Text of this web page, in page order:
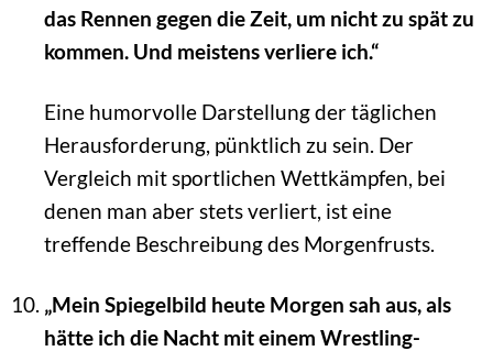
das Rennen gegen die Zeit, um nicht zu spät zu
kommen. Und meistens verliere ich.“
Eine humorvolle Darstellung der täglichen
Herausforderung, pünktlich zu sein. Der
Vergleich mit sportlichen Wettkämpfen, bei
denen man aber stets verliert, ist eine
treffende Beschreibung des Morgenfrusts.
„Mein Spiegelbild heute Morgen sah aus, als
hätte ich die Nacht mit einem Wrestling-